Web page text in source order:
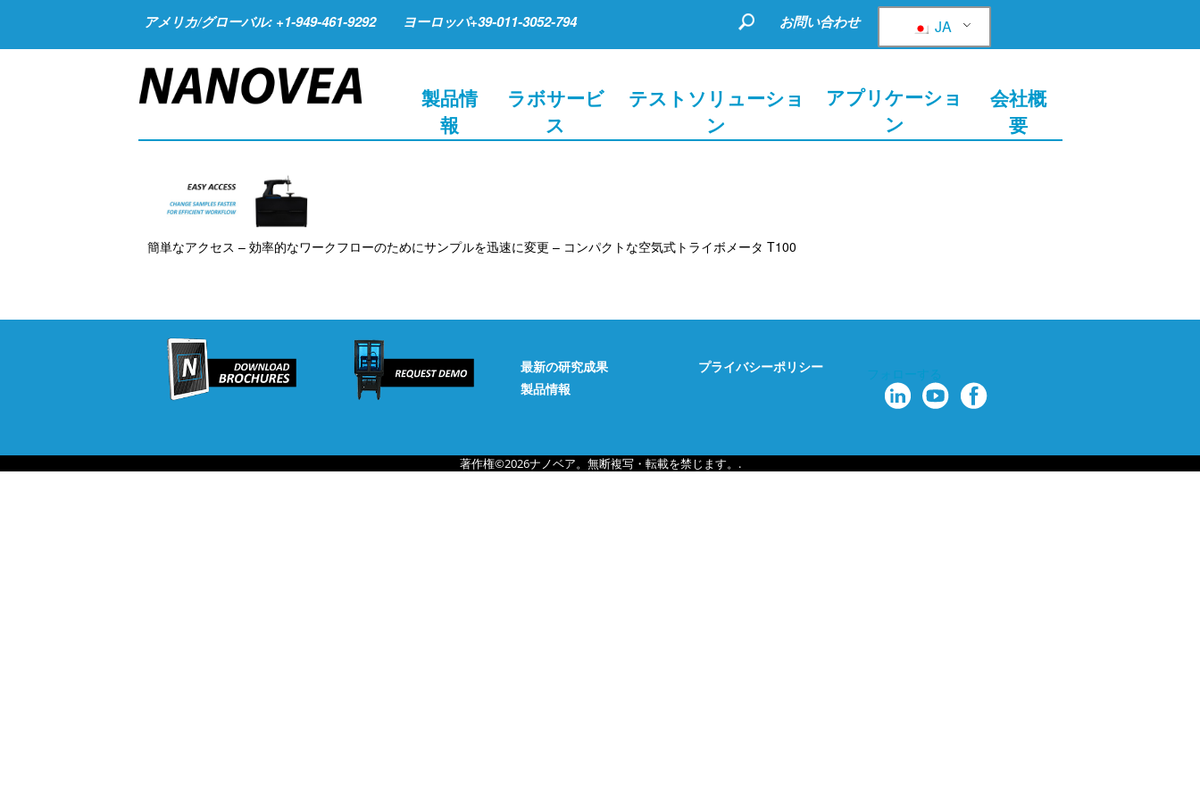
アメリカ/グローバル: +1-949-461-9292 ヨーロッパ+39-011-3052-794 JA
お問い合わせ
製品情
報
ラボサービ
ス
テストソリューショ
ン
アプリケーショ
ン
会社概
要
簡単なアクセス – 効率的なワークフローのためにサンプルを迅速に変更 – コンパクトな空気式トライボメータ T100
最新の研究成果
製品情報
プライバシーポリシー フォローする
著作権©2026ナノベア。無断複写・転載を禁じます。.